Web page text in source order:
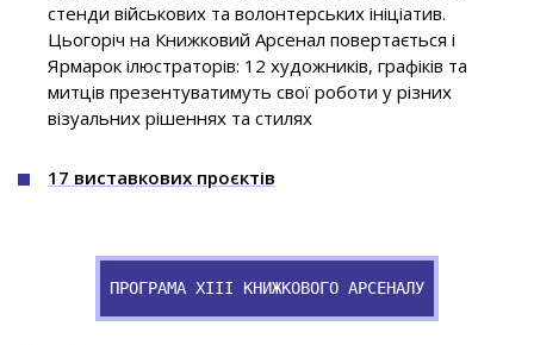
стенди військових та волонтерських ініціатив.
Цьогоріч на Книжковий Арсенал повертається і
Ярмарок ілюстраторів: 12 художників, графіків та
митців презентуватимуть свої роботи у різних
візуальних рішеннях та стилях
17 виставкових проєктів
ПРОГРАМА ХІІІ КНИЖКОВОГО АРСЕНАЛУ